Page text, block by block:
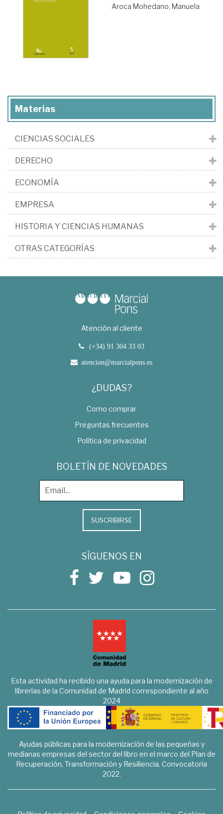
Aroca Mohedano, Manuela
Materias
CIENCIAS SOCIALES
DERECHO
ECONOMÍA
EMPRESA
HISTORIA Y CIENCIAS HUMANAS
OTRAS CATEGORÍAS
Atención al cliente
(+34) 91 304 33 03
atencion@marcialpons.es
¿DUDAS?
Como comprar
Preguntas frecuentes
Política de privacidad
BOLETÍN DE NOVEDADES
SUSCRIBIRSE
SÍGUENOS EN
Esta actividad ha recibido una ayuda para la modernización de
librerías de la Comunidad de Madrid correspondiente al año
2024
Ayudas públicas para la modernización de las pequeñas y
medianas empresas del sector del libro en el marco del Plan de
Recuperación, Transformación y Resiliencia. Convocatoria
2022.